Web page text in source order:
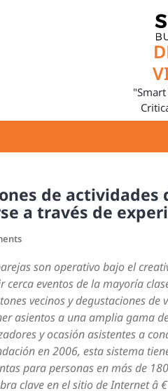
de actividades
a través de
son operativo bajo el
eventos de la mayoría
vecinos y degustaciones de
asientos a una amplia gama
y ocasión asistentes a
en 2006, esta sistema
para personas en más de
clave en el sitio de Internet â